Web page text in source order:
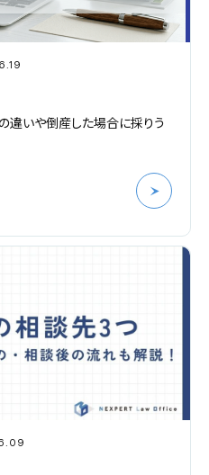
違いや倒産した場合に採りう